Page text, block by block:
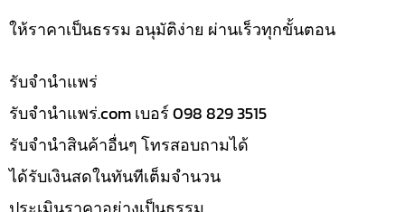
ให้ราคาเป็นธรรม อนุมัติง่าย ผ่านเร็วทุกขั้นตอน
รับจํานำแพร่
รับจํานําแพร่.com เบอร์ 098 829 3515
รับจำนำสินค้าอื่นๆ โทรสอบถามได้
ได้รับเงินสดในทันทีเต็มจำนวน